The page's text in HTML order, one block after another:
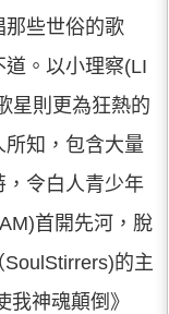
那些世俗的歌
。以小理察(LI
星則更為狂熱的
知，包含大量
，令白人青少年
首開先河，脫
SoulStirrers)的主
神魂顛倒》